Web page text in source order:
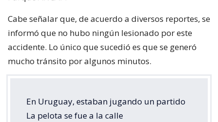
Cabe señalar que, de acuerdo a diversos reportes, se
informó que no hubo ningún lesionado por este
accidente. Lo único que sucedió es que se generó
mucho tránsito por algunos minutos.
En Uruguay, estaban jugando un partido
La pelota se fue a la calle